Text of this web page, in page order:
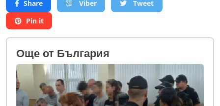
Share Viber
Tweet
Pin it
Oще от България